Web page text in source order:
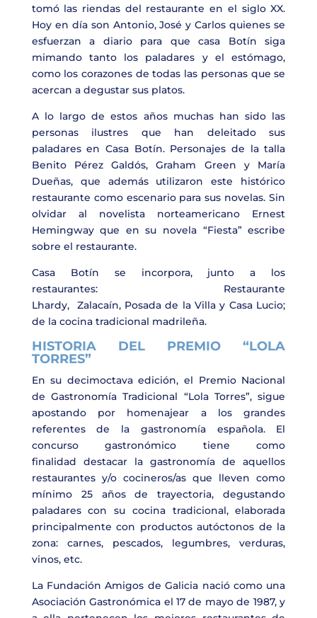
tomó las riendas del restaurante en el siglo XX.
Hoy en día son Antonio, José y Carlos quienes se
esfuerzan a diario para que casa Botín siga
mimando tanto los paladares y el estómago,
como los corazones de todas las personas que se
acercan a degustar sus platos.
A lo largo de estos años muchas han sido las
personas ilustres que han deleitado sus
paladares en Casa Botín. Personajes de la talla
Benito Pérez Galdós, Graham Green y María
Dueñas, que además utilizaron este histórico
restaurante como escenario para sus novelas. Sin
olvidar al novelista norteamericano Ernest
Hemingway que en su novela “Fiesta” escribe
sobre el restaurante.
Casa Botín se incorpora, junto a los
restaurantes: Restaurante
Lhardy, Zalacaín, Posada de la Villa y Casa Lucio;
de la cocina tradicional madrileña.
HISTORIA DEL PREMIO “LOLA
TORRES”
En su decimoctava edición, el Premio Nacional
de Gastronomía Tradicional “Lola Torres”, sigue
apostando por homenajear a los grandes
referentes de la gastronomía española. El
concurso gastronómico tiene como
finalidad destacar la gastronomía de aquellos
restaurantes y/o cocineros/as que lleven como
mínimo 25 años de trayectoria, degustando
paladares con su cocina tradicional, elaborada
principalmente con productos autóctonos de la
zona: carnes, pescados, legumbres, verduras,
vinos, etc.
La Fundación Amigos de Galicia nació como una
Asociación Gastronómica el 17 de mayo de 1987, y